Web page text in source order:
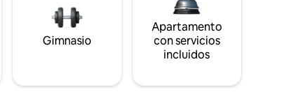
Gimnasio
Apartamento
con servicios
incluidos